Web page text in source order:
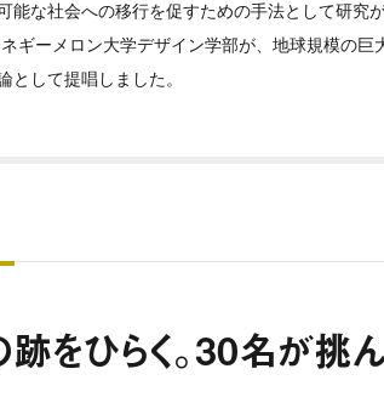
能な社会への移行を促すための手法として研究
ギーメロン大学デザイン学部が、地球規模の
として提唱しました。
をひらく。30名が挑ん